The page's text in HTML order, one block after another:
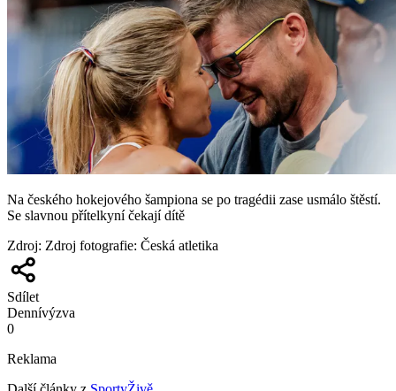
Na českého hokejového šampiona se po tragédii zase usmálo štěstí.
Se slavnou přítelkyní čekají dítě
Zdroj: Zdroj fotografie: Česká atletika
Sdílet
Dennívýzva
0
Reklama